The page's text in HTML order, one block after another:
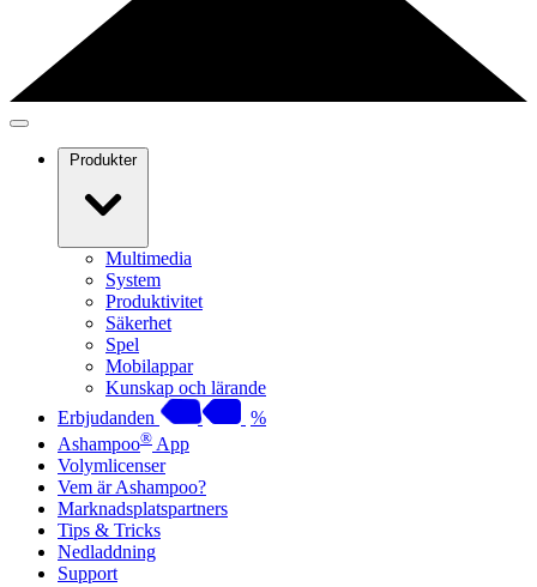
Produkter
Multimedia
System
Produktivitet
Säkerhet
Spel
Mobilappar
Kunskap och lärande
Erbjudanden
%
Ashampoo® App
Volymlicenser
Vem är Ashampoo?
Marknadsplatspartners
Tips & Tricks
Nedladdning
Support